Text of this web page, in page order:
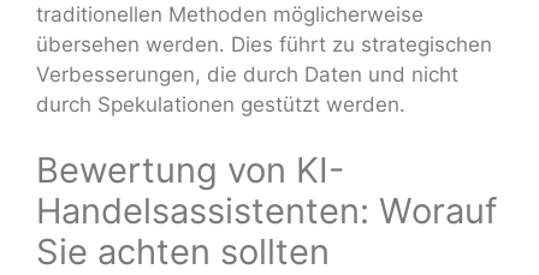
traditionellen Methoden möglicherweise
übersehen werden. Dies führt zu strategischen
Verbesserungen, die durch Daten und nicht
durch Spekulationen gestützt werden.
Bewertung von KI-
Handelsassistenten: Worauf
Sie achten sollten